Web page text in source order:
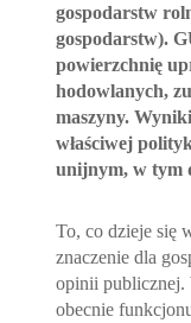
gospodarstw
gospodarstw).
powierzchnię
hodowlanych,
maszyny.
właściwej
unijnym, w tym
To, co dzieje się
znaczenie dla
opinii publicznej.
obecnie